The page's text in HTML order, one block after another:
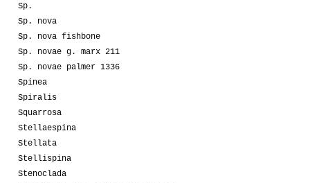
Sp.
Sp. nova
Sp. nova fishbone
Sp. novae g. marx 211
Sp. novae palmer 1336
Spinea
Spiralis
Squarrosa
Stellaespina
Stellata
Stellispina
Stenoclada